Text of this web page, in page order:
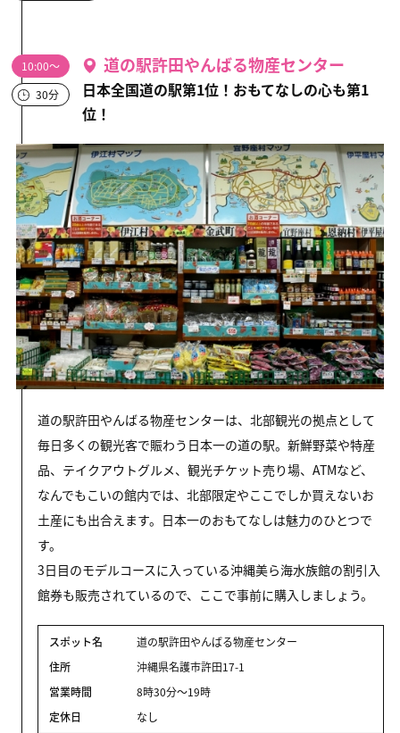
10:00～
30分
道の駅許田やんばる物産センター
日本全国道の駅第1位！おもてなしの心も第1
位！
道の駅許田やんばる物産センターは、北部観光の拠点として
毎日多くの観光客で賑わう日本一の道の駅。新鮮野菜や特産
品、テイクアウトグルメ、観光チケット売り場、ATMなど、
なんでもこいの館内では、北部限定やここでしか買えないお
土産にも出合えます。日本一のおもてなしは魅力のひとつで
す。
3日目のモデルコースに入っている沖縄美ら海水族館の割引入
館券も販売されているので、ここで事前に購入しましょう。
スポット名
道の駅許田やんばる物産センター
住所
沖縄県名護市許田17-1
営業時間
8時30分～19時
定休日
なし